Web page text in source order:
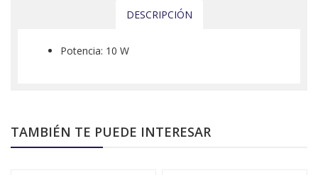
DESCRIPCIÓN
Potencia: 10 W
TAMBIÉN TE PUEDE INTERESAR